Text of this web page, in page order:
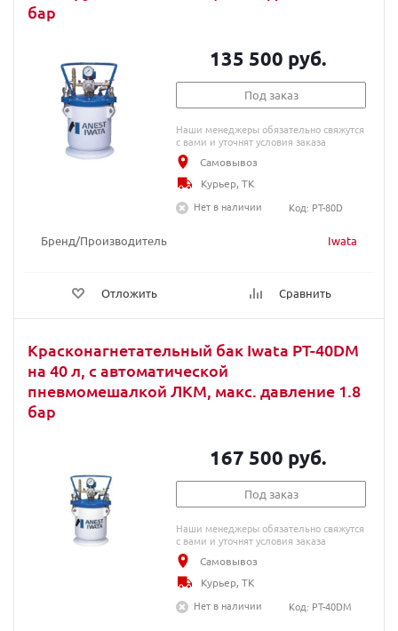
бар
Бренд/Производитель Iwata
Отложить Сравнить
135 500 руб.
Под заказ
Наши менеджеры обязательно свяжутся
с вами и уточнят условия заказа
Самовывоз
Курьер, ТК
Нет в наличии
Код: PT-80D
Красконагнетательный бак Iwata PT-40DM
на 40 л, с автоматической
пневмомешалкой ЛКМ, макс. давление 1.8
бар
167 500 руб.
Под заказ
Наши менеджеры обязательно свяжутся
с вами и уточнят условия заказа
Самовывоз
Курьер, ТК
Нет в наличии
Код: PT-40DM